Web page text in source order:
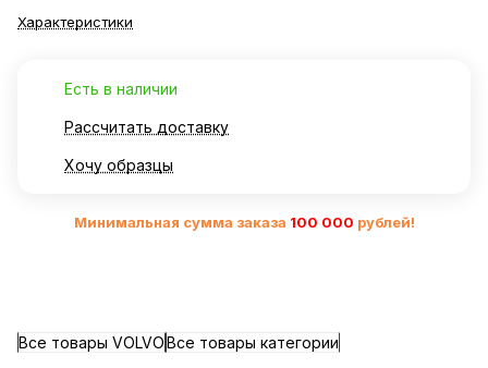
Характеристики
Есть в наличии
Рассчитать доставку
Хочу образцы
Минимальная сумма заказа 100 000 рублей!
Все товары VOLVOВсе товары категории